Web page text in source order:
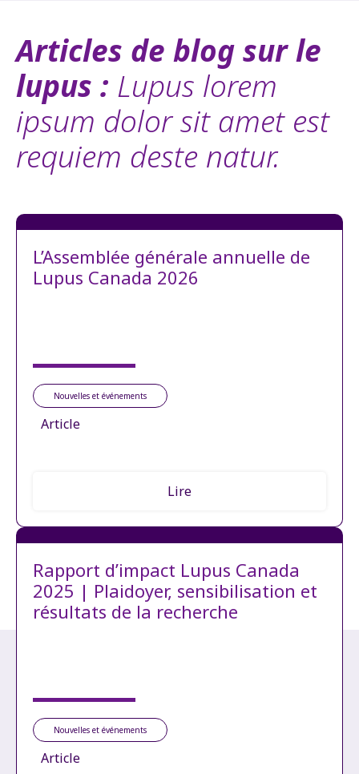
Articles de blog sur le
lupus : Lupus lorem
ipsum dolor sit amet est
requiem deste natur.
L’Assemblée générale annuelle de
Lupus Canada 2026
Nouvelles et événements
Article
Lire
Rapport d’impact Lupus Canada
2025 | Plaidoyer, sensibilisation et
résultats de la recherche
Nouvelles et événements
Article